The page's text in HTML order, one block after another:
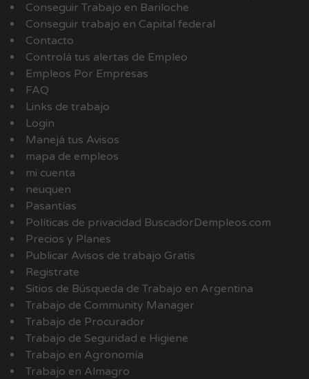
Conseguir Trabajo en Bariloche
Conseguir trabajo en Capital federal
Contacto
Controlá tus alertas de Empleo
Empleos Por Empresas
FAQ
Links de trabajo
Login
Manejá tus Avisos
mapa de empleos
mi cuenta
neuquen
Pasantías
Políticas de privacidad BuscadorDempleos.com
Precios y Planes
Publicar Avisos de trabajo Gratis
Registrate
Sitios de Búsqueda de Trabajo en Argentina
Trabajo de Community Manager
Trabajo de Procurador
Trabajo de Seguridad e Higiene
Trabajo en Agronomía
Trabajo en Almagro